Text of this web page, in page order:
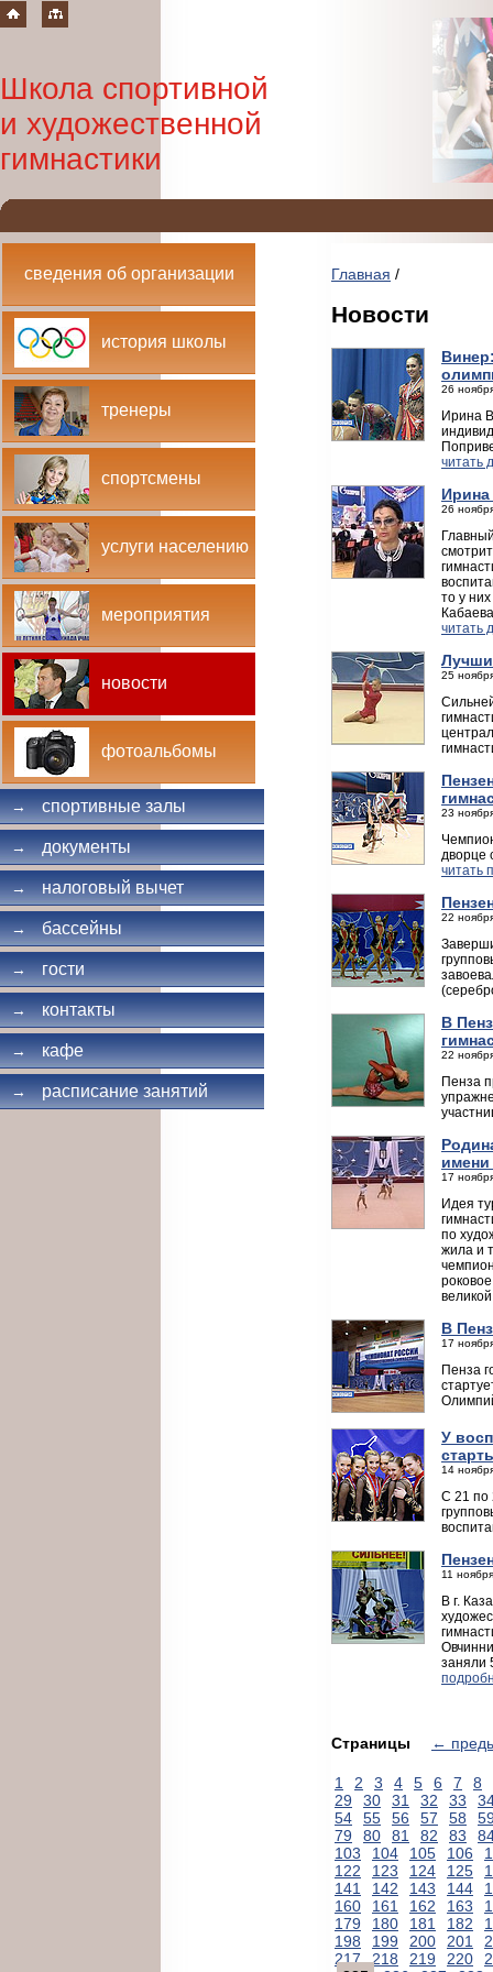
Школа спортивной
и художественной
гимнастики
сведения об организации
история школы
тренеры
спортсмены
услуги населению
мероприятия
новости
фотоальбомы
→ спортивные залы
→ документы
→ налоговый вычет
→ бассейны
→ гости
→ контакты
→ кафе
→ расписание занятий
Главная /
Новости
26
Ирина
читать
Ирина
26
то у
читать
25
23
дворце
читать
22
В
22
Пенза
17
Идея
по
жила и
В
17
Пенза
У
14
С 21 по
11
В г.
заняли
Страницы ←
1 2 3 4 5 6 7
8
29
30 31 32 33
54
55 56 57 58
79
80 81 82 83
103
104 105 106
122
123 124 125
141
142 143 144
160
161 162 163
179
180 181 182
198
199 200 201
217
218 219 220